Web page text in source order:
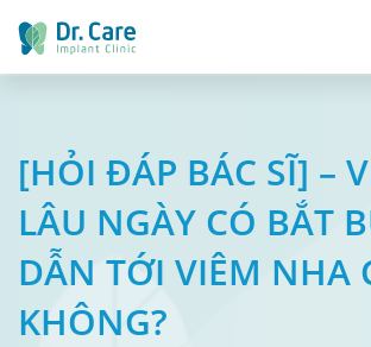
[HỎI ĐÁP BÁC SĨ] –
LÂU NGÀY CÓ BẮT
DẪN TỚI VIÊM NHA
KHÔNG?